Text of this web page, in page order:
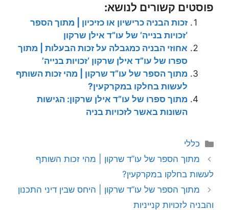
פוסטים קשורים לנושא:
זכות הבניה כרישיון או כזיכיון | מתוך הספר
‘זכויות בנייה’ של עו”ד אילן שרקון
אחוזי הבניה כמגבלה על זכות הבעלות | מתוך
ספרו של עו”ד אילן שרקון ‘זכויות בנייה’
מתוך הספר של עו”ד שרקון | מהי זכות השותף
לעשות בחלקו במקרקעין?
מתוך ספרו של עו”ד אילן שרקון: הגישות
השונות באשר לזכויות בניה
קטגוריות
כללי
מתוך הספר של עו”ד שרקון | מהי זכות השותף
לעשות בחלקו במקרקעין?
מתוך הספר של עו”ד שרקון | היחס שבין דיני התכנון
והבניה לזכויות קנייניות